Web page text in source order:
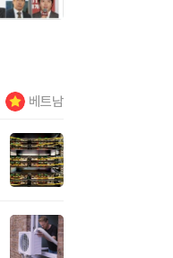
베트남